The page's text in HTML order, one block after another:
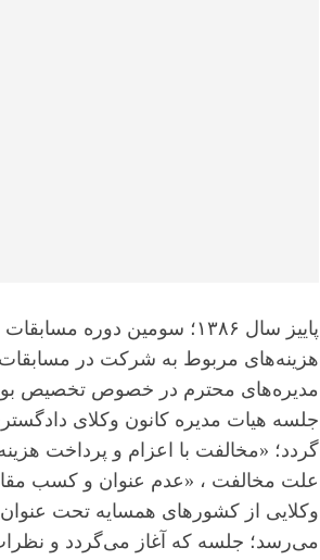
پاییز سال ۱۳۸۶؛ سومین
هزینه‌های مربوط به شرکت در مسابقات
مدیره‌های محترم در خصوص تخصیص
جلسه هیات مدیره کانون وکلای
گردد؛ «مخالفت با اعزام و پرداخت
علت مخالفت ، «عدم عنوان و کسب
وکلایی از کشورهای همسایه تحت
می‌رسد؛ جلسه که آغاز می‌گردد و